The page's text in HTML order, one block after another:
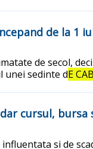
de la 1
de secol,
unei sedinte dE
cursul,
si de